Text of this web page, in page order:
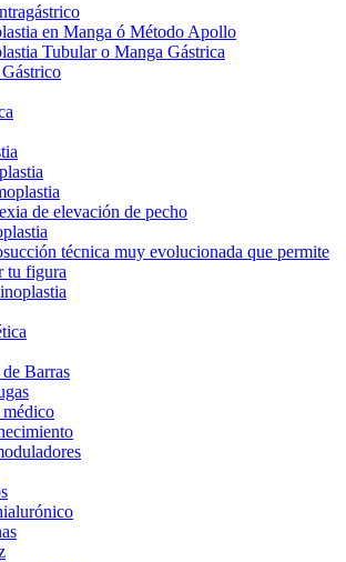
en Manga ó Método Apollo
Tubular o Manga Gástrica
de elevación de pecho
técnica muy evolucionada que permite
tu figura
Barras